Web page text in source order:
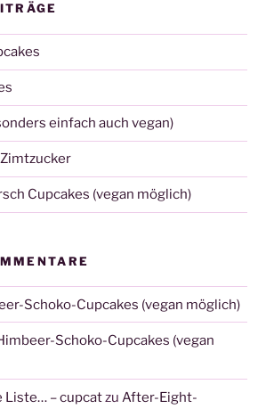
einfach auch vegan)
Cupcakes (vegan möglich)
Schoko-Cupcakes (vegan möglich)
Schoko-Cupcakes (vegan
Liste… – cupcatzu After-Eight-